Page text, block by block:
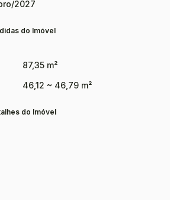
2027
do Imóvel
87,35 m²
46,12 ~ 46,79 m²
do Imóvel